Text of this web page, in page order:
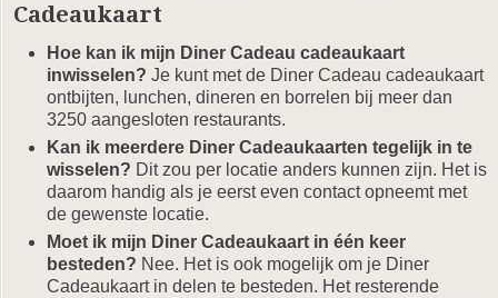
Cadeaukaart
Hoe kan ik mijn Diner Cadeau cadeaukaart
inwisselen? Je kunt met de Diner Cadeau cadeaukaart
ontbijten, lunchen, dineren en borrelen bij meer dan
3250 aangesloten restaurants.
Kan ik meerdere Diner Cadeaukaarten tegelijk in te
wisselen? Dit zou per locatie anders kunnen zijn. Het is
daarom handig als je eerst even contact opneemt met
de gewenste locatie.
Moet ik mijn Diner Cadeaukaart in één keer
besteden? Nee. Het is ook mogelijk om je Diner
Cadeaukaart in delen te besteden. Het resterende